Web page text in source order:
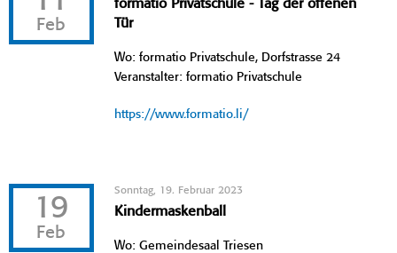
Feb
formatio Privatschule - Tag der offenen
Tür
Wo: formatio Privatschule, Dorfstrasse 24
Veranstalter: formatio Privatschule
https://www.formatio.li/
19
Feb
Sonntag, 19. Februar 2023
Kindermaskenball
Wo: Gemeindesaal Triesen